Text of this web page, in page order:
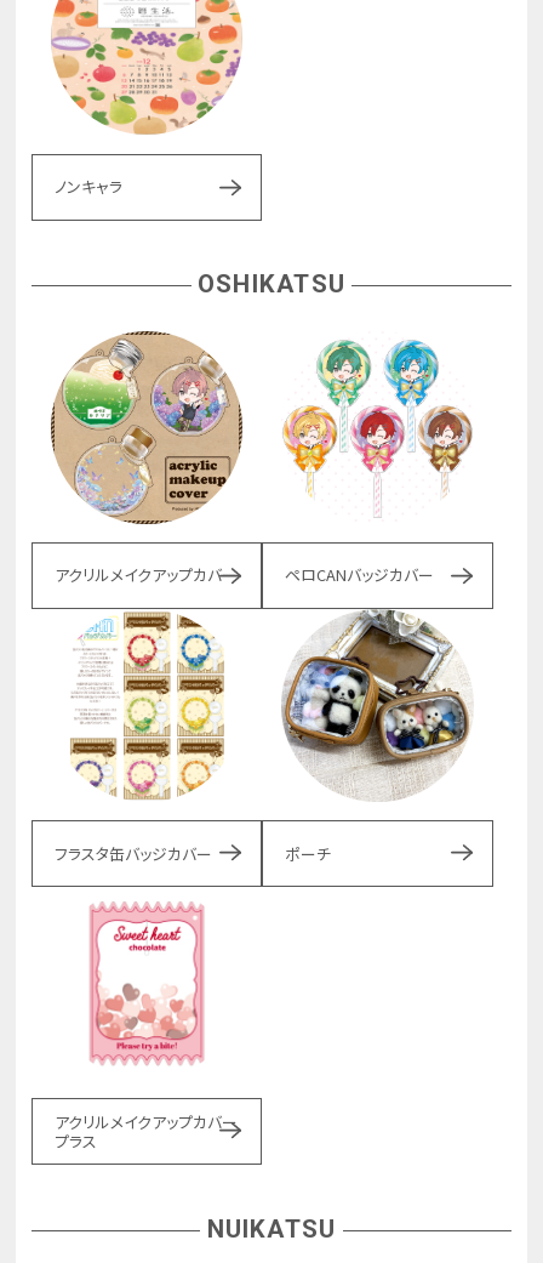
ノンキャラ
OSHIKATSU
アクリルメイクアップカバー ペロCANバッジカバー
フラスタ缶バッジカバー ポーチ
アクリルメイクアップカバー
プラス
NUIKATSU